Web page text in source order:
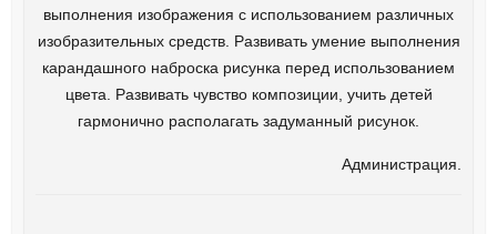
выполнения изображения с использованием различных
изобразительных средств. Развивать умение выполнения
карандашного наброска рисунка перед использованием
цвета. Развивать чувство композиции, учить детей
гармонично располагать задуманный рисунок.
Администрация.